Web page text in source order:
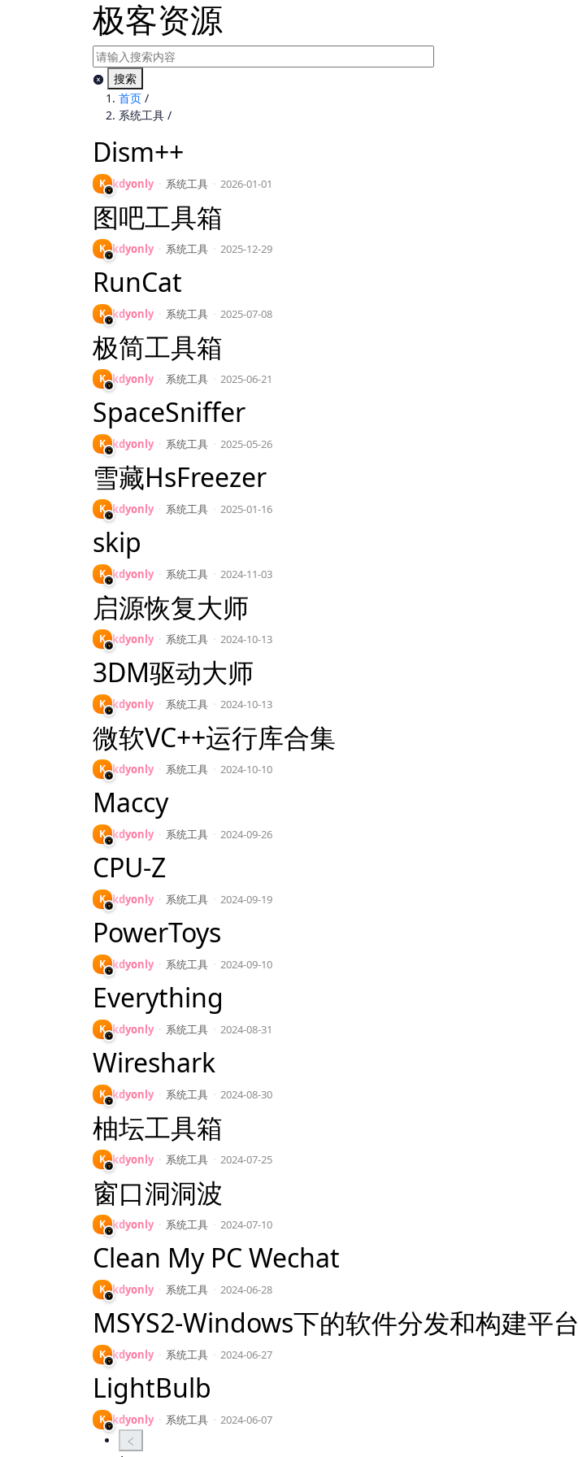
极客资源
搜索
首页 /
系统工具 /
Dism++
K kdyonly · 系统工具 · 2026-01-01
图吧工具箱
K kdyonly · 系统工具 · 2025-12-29
RunCat
K kdyonly · 系统工具 · 2025-07-08
极简工具箱
K kdyonly · 系统工具 · 2025-06-21
SpaceSniffer
K kdyonly · 系统工具 · 2025-05-26
雪藏HsFreezer
K kdyonly · 系统工具 · 2025-01-16
skip
K kdyonly · 系统工具 · 2024-11-03
启源恢复大师
K kdyonly · 系统工具 · 2024-10-13
3DM驱动大师
K kdyonly · 系统工具 · 2024-10-13
微软VC++运行库合集
K kdyonly · 系统工具 · 2024-10-10
Maccy
K kdyonly · 系统工具 · 2024-09-26
CPU-Z
K kdyonly · 系统工具 · 2024-09-19
PowerToys
K kdyonly · 系统工具 · 2024-09-10
Everything
K kdyonly · 系统工具 · 2024-08-31
Wireshark
K kdyonly · 系统工具 · 2024-08-30
柚坛工具箱
K kdyonly · 系统工具 · 2024-07-25
窗口洞洞波
K kdyonly · 系统工具 · 2024-07-10
Clean My PC Wechat
K kdyonly · 系统工具 · 2024-06-28
MSYS2-Windows下的软件分发和构建平台
K kdyonly · 系统工具 · 2024-06-27
LightBulb
K kdyonly · 系统工具 · 2024-06-07